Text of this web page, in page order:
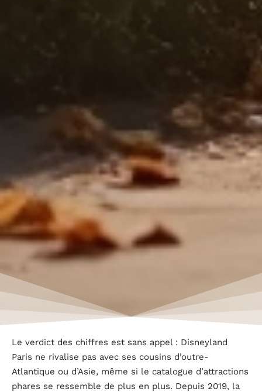
Le verdict des chiffres est sans appel : Disneyland
Paris ne rivalise pas avec ses cousins d’outre-
Atlantique ou d’Asie, même si le catalogue d’attractions
phares se ressemble de plus en plus. Depuis 2019, la